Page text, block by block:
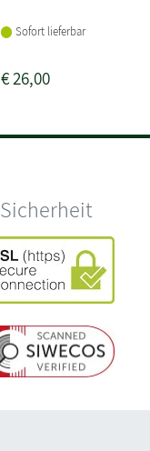
Sofort lieferbar
€26,00
Sicherheit